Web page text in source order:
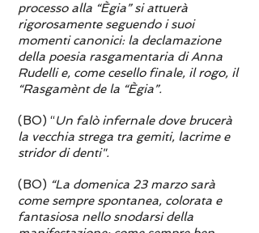
processo alla “Ègia” si attuerà
rigorosamente seguendo i suoi
momenti canonici: la declamazione
della poesia rasgamentaria di Anna
Rudelli e, come cesello finale, il rogo, il
“Rasgamènt de la “Ègia”.
(BO) “Un falò infernale dove brucerà
la vecchia strega tra gemiti, lacrime e
stridor di denti".
(BO) “La domenica 23 marzo sarà
come sempre spontanea, colorata e
fantasiosa nello snodarsi della